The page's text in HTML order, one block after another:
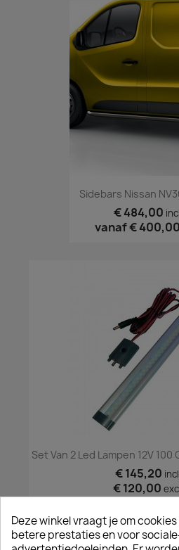
Sidebars Nissan
€ 484,00
vanaf€ 400,00
Set Van 2 Led Lampen 12V
€ 145,20
€ 120,00
Deze winkel vraagt je om
betere prestaties en voor